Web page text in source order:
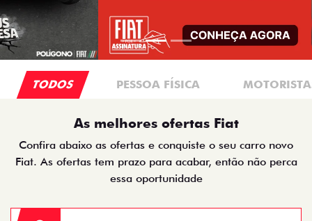
TODOS PESSOA FÍSICA
As melhores ofertas Fiat
Confira abaixo as ofertas e conquiste o seu carro novo
Fiat. As ofertas tem prazo para acabar, então não perca
essa oportunidade